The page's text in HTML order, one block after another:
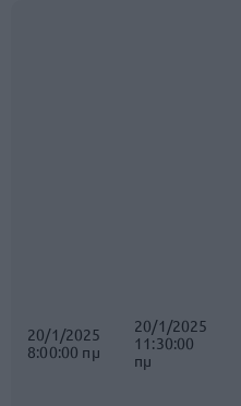
20/1/2025
8:00:00 πμ
20/1/2025
11:30:00
πμ